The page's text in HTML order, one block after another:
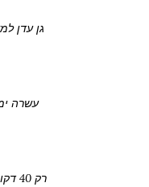
גן עדן
עשרה
רק 40 דקות טיסה ואתם בגן עדן